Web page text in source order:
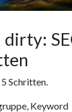
dirty:
Schritten.
Keyword